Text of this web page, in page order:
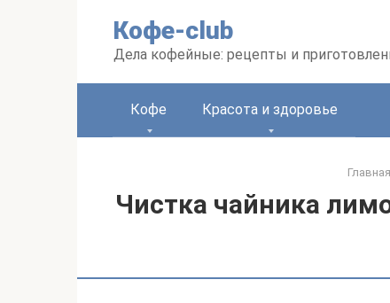
Кофе-club
Дела кофейные: рецепты и
Кофе Красота и здоровье
Главная
Чистка чайника